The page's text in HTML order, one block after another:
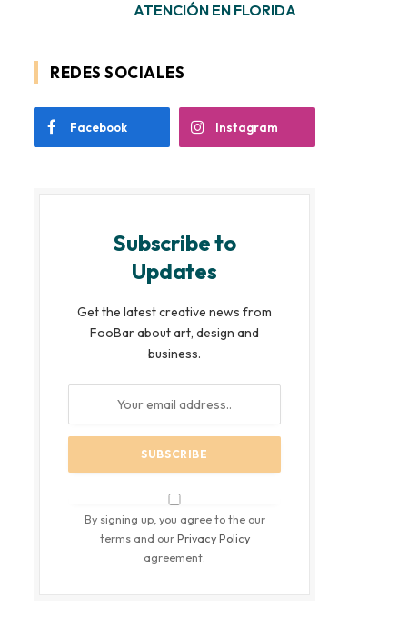
ATENCIÓN EN FLORIDA
REDES SOCIALES
Facebook Instagram
Subscribe to
Updates
Get the latest creative news from
FooBar about art, design and
business.
By signing up, you agree to the our
terms and ourPrivacy Policy
agreement.